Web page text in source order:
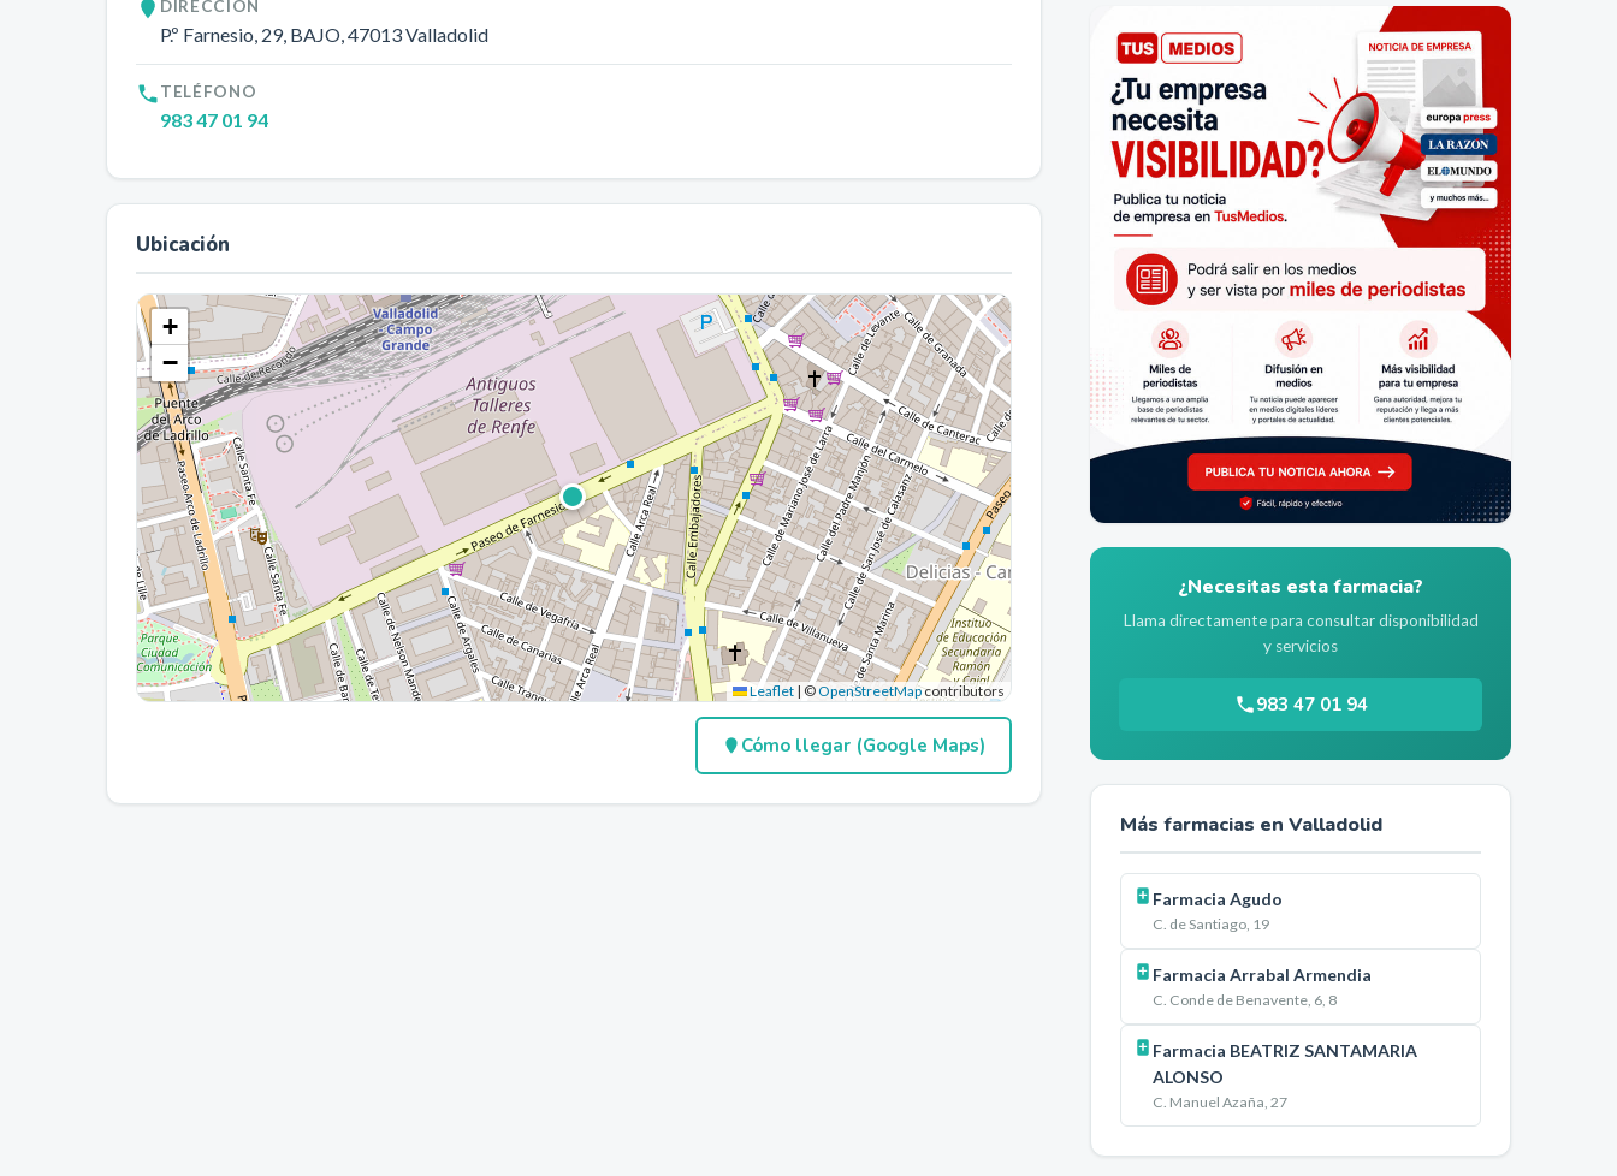
DIRECCIÓN
P.º Farnesio, 29, BAJO, 47013Valladolid
TELÉFONO
983 47 01 94
Ubicación
+
−
Leaflet | ©OpenStreetMapcontributors
Cómo llegar (Google Maps)
¿Necesitas esta farmacia?
Llama directamente para consultar disponibilidad
y servicios
983 47 01 94
Más farmacias en Valladolid
Farmacia Agudo
C. de Santiago, 19
Farmacia Arrabal Armendia
C. Conde de Benavente, 6, 8
Farmacia BEATRIZ SANTAMARIA
ALONSO
C. Manuel Azaña, 27